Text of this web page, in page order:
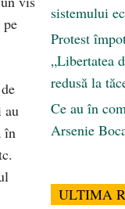
au
în
sistemului
Protest
„Libertatea
redusă la
Ce au în
Arsenie
ULTIMA